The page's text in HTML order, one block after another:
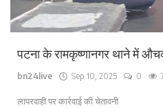
पटना के रामकृष्णानगर थाने में
bn24live Sep 10, 2025 0
लापरवाही पर कार्रवाई की चेतावनी